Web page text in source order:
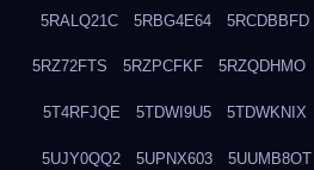
5RALQ21C 5RBG4E64 5RCDBBFD
5RZ72FTS 5RZPCFKF 5RZQDHMO
5T4RFJQE 5TDWI9U5 5TDWKNIX
5UJY0QQ2 5UPNX603 5UUMB8OT